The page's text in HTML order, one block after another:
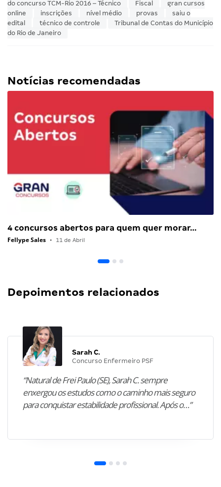
do concurso TCM-Rio 2016 – Técnico Fiscal
gran cursos
online
inscrições nível médio provas
saiu o
edital
técnico de controle
Tribunal de Contas do Município
do Rio de Janeiro
Notícias recomendadas
4 concursos abertos para quem quer morar…
Fellype Sales • 11 de Abril
Depoimentos relacionados
Sarah C.
Concurso Enfermeiro PSF
“Natural de Frei Paulo (SE), Sarah C. sempre
enxergou os estudos como o caminho mais seguro
para conquistar estabilidade profissional. Após o…”